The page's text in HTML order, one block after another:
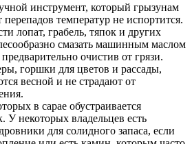
инструмент, который грызунам
перепадов температур не испортится.
лопат, грабель, тяпок и других
смазать машинным маслом
очистив от грязи.
горшки для цветов и рассады,
весной и не страдают от
в сарае обустраивается
У некоторых владельцев есть
для солидного запаса, если